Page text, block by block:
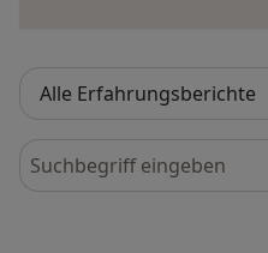
Bewertungen durchsuchen